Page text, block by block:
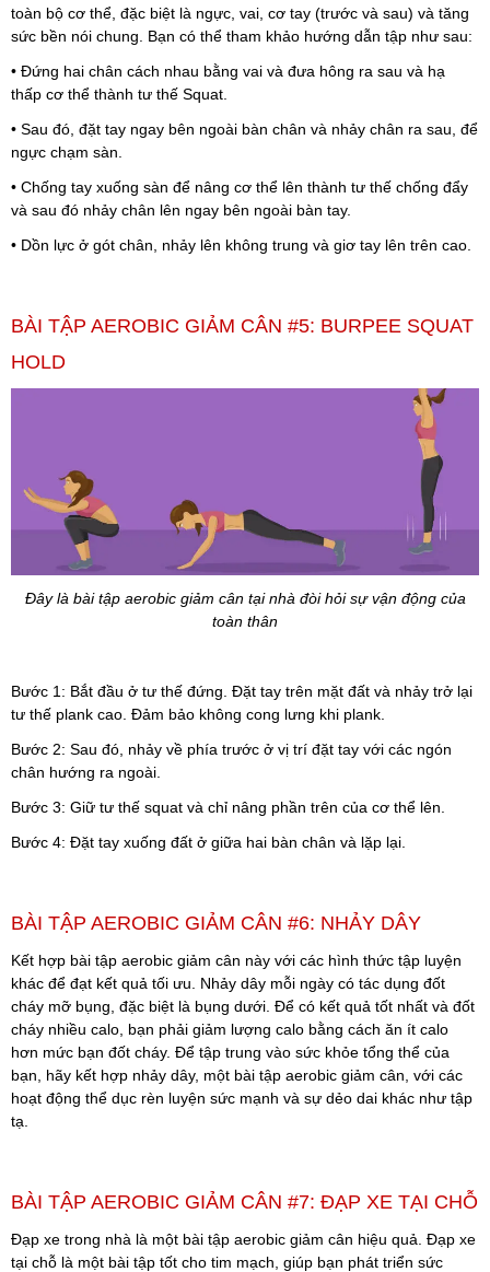
toàn bộ cơ thể, đặc biệt là ngực, vai, cơ tay (trước và sau) và tăng
sức bền nói chung. Bạn có thể tham khảo hướng dẫn tập như sau:
• Đứng hai chân cách nhau bằng vai và đưa hông ra sau và hạ
thấp cơ thể thành tư thế Squat.
• Sau đó, đặt tay ngay bên ngoài bàn chân và nhảy chân ra sau, để
ngực chạm sàn.
• Chống tay xuống sàn để nâng cơ thể lên thành tư thế chống đẩy
và sau đó nhảy chân lên ngay bên ngoài bàn tay.
• Dồn lực ở gót chân, nhảy lên không trung và giơ tay lên trên cao.
BÀI TẬP AEROBIC GIẢM CÂN #5: BURPEE SQUAT
HOLD
Đây là bài tập aerobic giảm cân tại nhà đòi hỏi sự vận động của
toàn thân
Bước 1: Bắt đầu ở tư thế đứng. Đặt tay trên mặt đất và nhảy trở lại
tư thế plank cao. Đảm bảo không cong lưng khi plank.
Bước 2: Sau đó, nhảy về phía trước ở vị trí đặt tay với các ngón
chân hướng ra ngoài.
Bước 3: Giữ tư thế squat và chỉ nâng phần trên của cơ thể lên.
Bước 4: Đặt tay xuống đất ở giữa hai bàn chân và lặp lại.
BÀI TẬP AEROBIC GIẢM CÂN #6: NHẢY DÂY
Kết hợp bài tập aerobic giảm cân này với các hình thức tập luyện
khác để đạt kết quả tối ưu. Nhảy dây mỗi ngày có tác dụng đốt
cháy mỡ bụng, đặc biệt là bụng dưới. Để có kết quả tốt nhất và đốt
cháy nhiều calo, bạn phải giảm lượng calo bằng cách ăn ít calo
hơn mức bạn đốt cháy. Để tập trung vào sức khỏe tổng thể của
bạn, hãy kết hợp nhảy dây, một bài tập aerobic giảm cân, với các
hoạt động thể dục rèn luyện sức mạnh và sự dẻo dai khác như tập
tạ.
BÀI TẬP AEROBIC GIẢM CÂN #7: ĐẠP XE TẠI CHỖ
Đạp xe trong nhà là một bài tập aerobic giảm cân hiệu quả. Đạp xe
tại chỗ là một bài tập tốt cho tim mạch, giúp bạn phát triển sức